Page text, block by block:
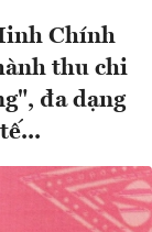
Chính
thu chi
đa dạng